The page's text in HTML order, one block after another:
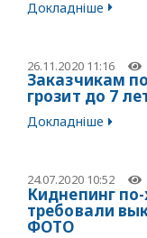
Докладніше
26.11.2020 11:16
Заказчикам
грозит до 7
Докладніше
24.07.2020 10:52
Киднепинг
требовали
ФОТО